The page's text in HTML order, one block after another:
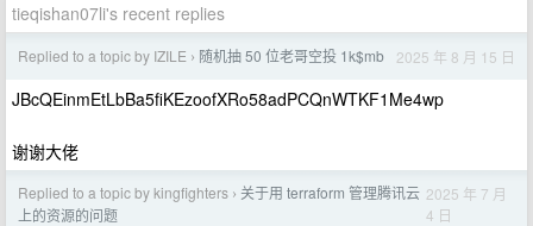
tieqishan07li's recent replies
Replied to a topic by IZILE › 随机抽 50 位老哥空投 1k$mb 2025 年 8 月 15 日
JBcQEinmEtLbBa5fiKEzoofXRo58adPCQnWTKF1Me4wp
谢谢大佬
Replied to a topic by kingfighters › 关于用 terraform 管理腾讯云
上的资源的问题
2025 年 7 月
4 日